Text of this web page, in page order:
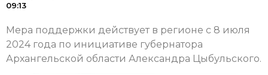
09:13
Мера поддержки действует в регионе с 8 июля
2024 года по инициативе губернатора
Архангельской области Александра Цыбульского.